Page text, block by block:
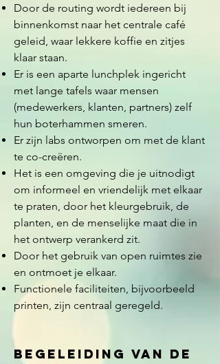
Door de routing wordt iedereen bij
binnenkomst naar het centrale café
geleid, waar lekkere koffie en zitjes
klaar staan.
Er is een aparte lunchplek ingericht
met lange tafels waar mensen
(medewerkers, klanten, partners) zelf
hun boterhammen smeren.
Er zijn labs ontworpen om met de klant
te co-creëren.
Het is een omgeving die je uitnodigt
om informeel en vriendelijk met elkaar
te praten, door het kleurgebruik, de
planten, en de menselijke maat die in
het ontwerp verankerd zit.
Door het gebruik van open ruimtes zie
en ontmoet je elkaar.
Functionele faciliteiten, bijvoorbeeld
printen, zijn centraal geregeld.
Begeleiding van de